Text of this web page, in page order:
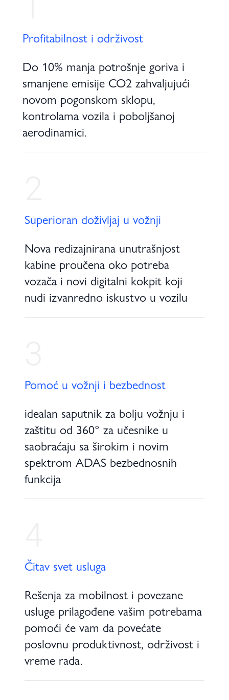
Profitabilnost i održivost
Do 10% manja potrošnje goriva i
smanjene emisije CO2 zahvaljujući
novom pogonskom sklopu,
kontrolama vozila i poboljšanoj
aerodinamici.
Superioran doživljaj u vožnji
Nova redizajnirana unutrašnjost
kabine proučena oko potreba
vozača i novi digitalni kokpit koji
nudi izvanredno iskustvo u vozilu
Pomoć u vožnji i bezbednost
idealan saputnik za bolju vožnju i
zaštitu od 360° za učesnike u
saobraćaju sa širokim i novim
spektrom ADAS bezbednosnih
funkcija
Čitav svet usluga
Rešenja za mobilnost i povezane
usluge prilagođene vašim potrebama
pomoći će vam da povećate
poslovnu produktivnost, održivost i
vreme rada.